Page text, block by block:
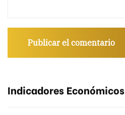
Indicadores Económicos